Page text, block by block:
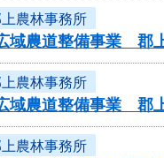
農林事務所
域農道整備事業
農林事務所
域農道整備事業
農林事務所